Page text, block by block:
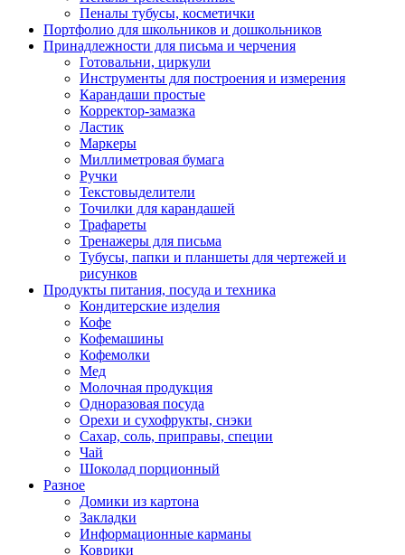
Пеналы тубусы, косметички
Портфолио для школьников и дошкольников
Принадлежности для письма и черчения
Готовальни, циркули
Инструменты для построения и измерения
Карандаши простые
Корректор-замазка
Ластик
Маркеры
Миллиметровая бумага
Ручки
Текстовыделители
Точилки для карандашей
Трафареты
Тренажеры для письма
Тубусы, папки и планшеты для чертежей и
рисунков
Продукты питания, посуда и техника
Кондитерские изделия
Кофе
Кофемашины
Кофемолки
Мед
Молочная продукция
Одноразовая посуда
Орехи и сухофрукты, снэки
Сахар, соль, приправы, специи
Чай
Шоколад порционный
Разное
Домики из картона
Закладки
Информационные карманы
Коврики